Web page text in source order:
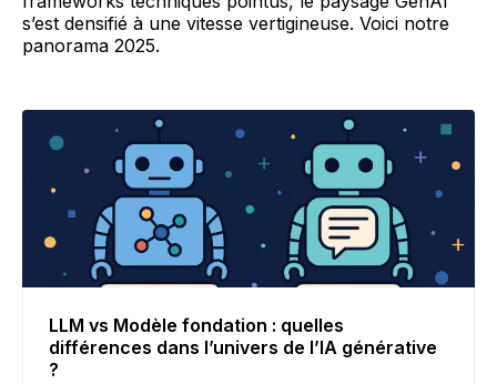
s’est densifié à une vitesse vertigineuse. Voici notre
panorama 2025.
LLM vs Modèle fondation : quelles
différences dans l’univers de l’IA générative
?